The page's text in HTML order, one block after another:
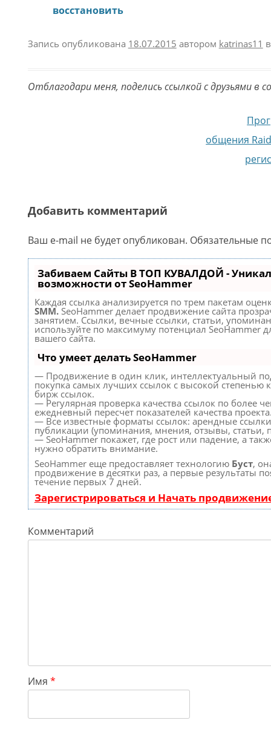
восстановить
Запись опубликована 18.07.2015 автором katrinas11
Отблагодари меня, поделись ссылкой с друзьями в
общения
Добавить комментарий
Ваш e-mail не будет опубликован. Обязательные
Забиваем Сайты В ТОП КУВАЛДОЙ -
возможности от SeoHammer
Каждая ссылка анализируется по трем пакетам
SMM.SeoHammer делает продвижение сайта
занятием. Ссылки, вечные ссылки, статьи,
используйте по максимуму потенциал SeoHammer
вашего сайта.
Что умеет делать SeoHammer
— Продвижение в один клик, интеллектуальный
покупка самых лучших ссылок с высокой степенью
бирж ссылок.
— Регулярная проверка качества ссылок по более
ежедневный пересчет показателей качества
— Все известные форматы ссылок: арендные
публикации (упоминания, мнения, отзывы, статьи,
— SeoHammer покажет, где рост или падение, а
нужно обратить внимание.
SeoHammer еще предоставляет технологию Буст,
продвижение в десятки раз, а первые результаты
течение первых 7 дней.
Зарегистрироваться и Начать
Комментарий
Имя *